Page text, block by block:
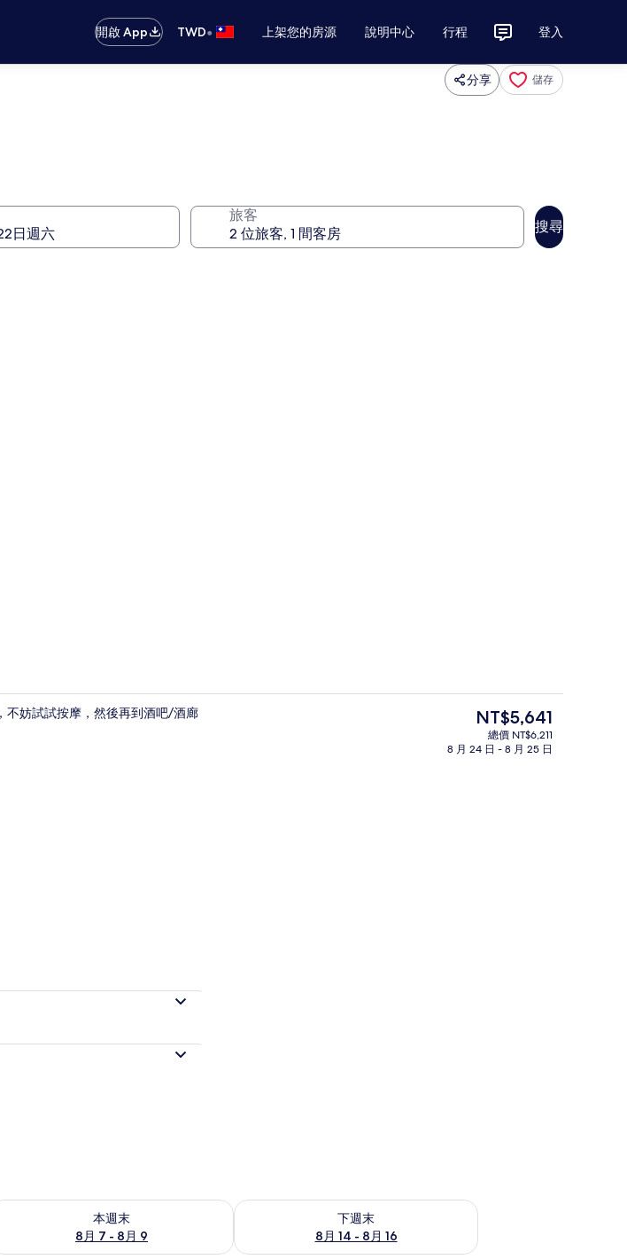
開啟 App
TWD• 上架您的房源 說明中心 行程 登入
分享 儲存
旅客
搜尋
不妨試試按摩，然後再到酒吧/酒廊
目
的
NT$5,641
總價 NT$6,211
8 月 24 日 - 8 月 25 日
本週末
8月 7 - 8月 9
看本週末 (8月 7 - 8月 9) 的供應情況
下週末
8月 14 - 8月 16
查看下週末 (8月 14 - 8月 16) 的供應情況